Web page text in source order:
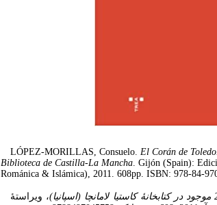
LÓPEZ-MORILLAS, Consuelo.El Corán de
Biblioteca de Castilla-La Mancha. Gijón (Spain):
Románica & Islámica), 2011. 608pp. ISBN: 978-84-
، ویراستۀ